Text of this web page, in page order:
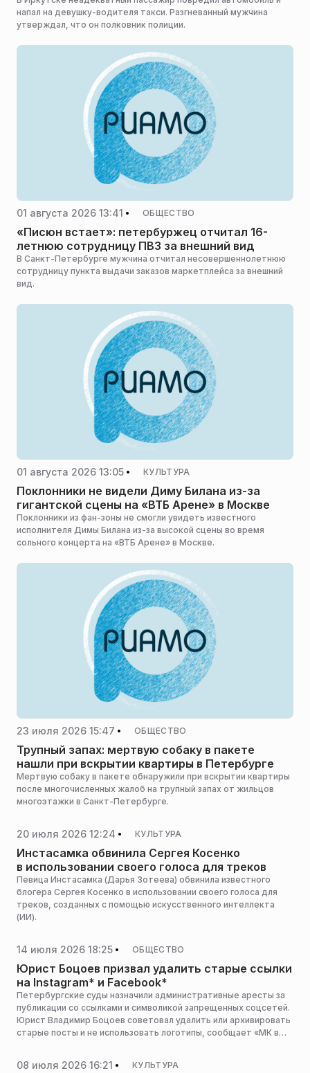
напал на девушку-водителя такси. Разгневанный мужчина
утверждал, что он полковник полиции.
01 августа 2026 13:41 ОБЩЕСТВО
«Писюн встает»: петербуржец отчитал 16-
летнюю сотрудницу ПВЗ за внешний вид
В Санкт-Петербурге мужчина отчитал несовершеннолетнюю
сотрудницу пункта выдачи заказов маркетплейса за внешний
вид.
01 августа 2026 13:05 КУЛЬТУРА
Поклонники не видели Диму Билана из-за
гигантской сцены на «ВТБ Арене» в Москве
Поклонники из фан-зоны не смогли увидеть известного
исполнителя Димы Билана из-за высокой сцены во время
сольного концерта на «ВТБ Арене» в Москве.
23 июля 2026 15:47 ОБЩЕСТВО
Трупный запах: мертвую собаку в пакете
нашли при вскрытии квартиры в Петербурге
Мертвую собаку в пакете обнаружили при вскрытии квартиры
после многочисленных жалоб на трупный запах от жильцов
многоэтажки в Санкт-Петербурге.
20 июля 2026 12:24 КУЛЬТУРА
Инстасамка обвинила Сергея Косенко
в использовании своего голоса для треков
Певица Инстасамка (Дарья Зотеева) обвинила известного
блогера Сергея Косенко в использовании своего голоса для
треков, созданных с помощью искусственного интеллекта
(ИИ).
14 июля 2026 18:25 ОБЩЕСТВО
Юрист Боцоев призвал удалить старые ссылки
на Instagram* и Facebook*
Петербургские суды назначили административные аресты за
публикации со ссылками и символикой запрещенных соцсетей.
Юрист Владимир Боцоев советовал удалить или архивировать
старые посты и не использовать логотипы, сообщает «МК в
08 июля 2026 16:21 КУЛЬТУРА